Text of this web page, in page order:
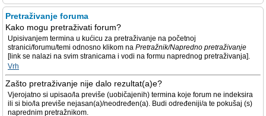
Pretraživanje foruma
Kako mogu pretraživati forum?
Upisivanjem termina u kućicu za pretraživanje na početnoj
stranici/forumu/temi odnosno klikom na Pretražnik/Napredno pretraživanje
[link se nalazi na svim stranicama i vodi na formu naprednog pretraživanja].
Vrh
Zašto pretraživanje nije dalo rezultat(a)e?
Vjerojatno si upisao/la previše (uobičajenih) termina koje forum ne indeksira
ili si bio/la previše nejasan(a)/neodređen(a). Budi određeniji/a te pokušaj (s)
naprednim pretražnikom.